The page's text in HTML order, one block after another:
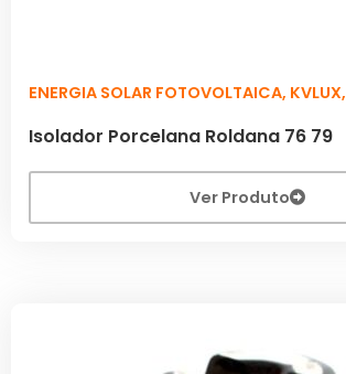
ENERGIA SOLAR FOTOVOLTAICA, KVLUX,
Isolador Porcelana Roldana 76 79
Ver Produto